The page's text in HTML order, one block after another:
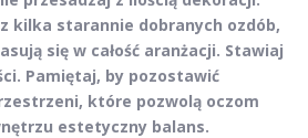
kilka starannie dobranych ozdób,
się w całość aranżacji. Stawiaj
Pamiętaj, by pozostawić
które pozwolą oczom
estetyczny balans.